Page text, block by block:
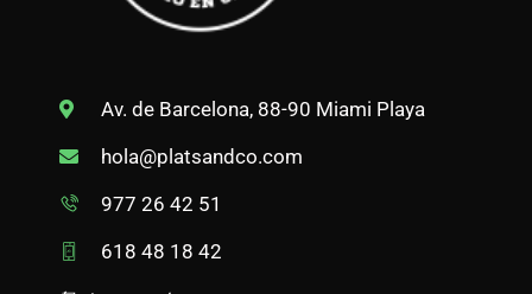
Av. de Barcelona, 88-90 Miami Playa
hola@platsandco.com
977 26 42 51
618 48 18 42